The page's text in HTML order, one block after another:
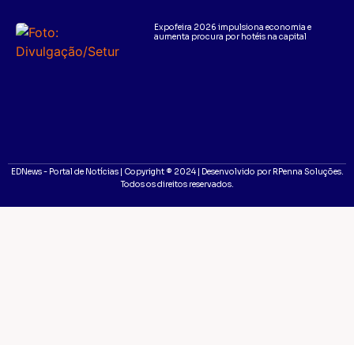
Expofeira 2026 impulsiona economia e
aumenta procura por hotéis na capital
EDNews - Portal de Notícias | Copyright ® 2024 | Desenvolvido por RPenna Soluções.
Todos os direitos reservados.